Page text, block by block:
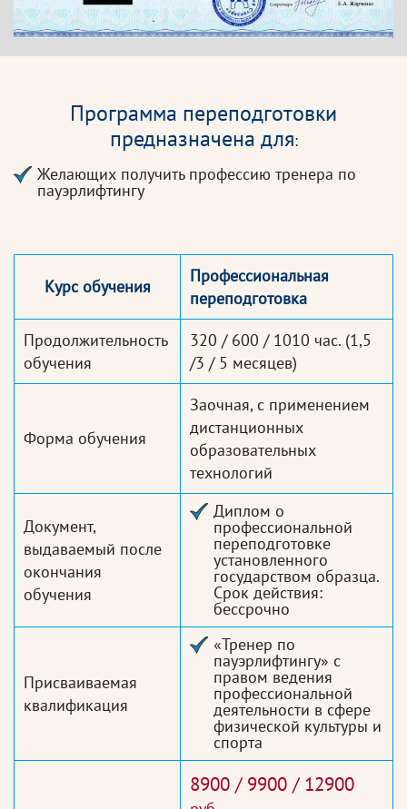
Программа переподготовки
предназначена для:
Желающих получить профессию тренера по
пауэрлифтингу
Курс обучения
Профессиональная
переподготовка
Продолжительность
обучения
320 / 600 / 1010 час. (1,5
/3 / 5 месяцев)
Форма обучения
Заочная, с применением
дистанционных
образовательных
технологий
Документ,
выдаваемый после
окончания
обучения
Диплом о
профессиональной
переподготовке
установленного
государством образца.
Срок действия:
бессрочно
Присваиваемая
квалификация
«Тренер по
пауэрлифтингу» с
правом ведения
профессиональной
деятельности в сфере
физической культуры и
спорта
8900 / 9900 / 12900